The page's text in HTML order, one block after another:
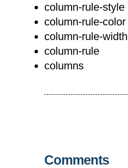
column-rule-style
column-rule-color
column-rule-width
column-rule
columns
Comments